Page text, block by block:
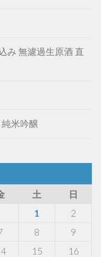
み 無濾過生原酒 直
純米吟醸
土
日
1
2
8
9
15
16